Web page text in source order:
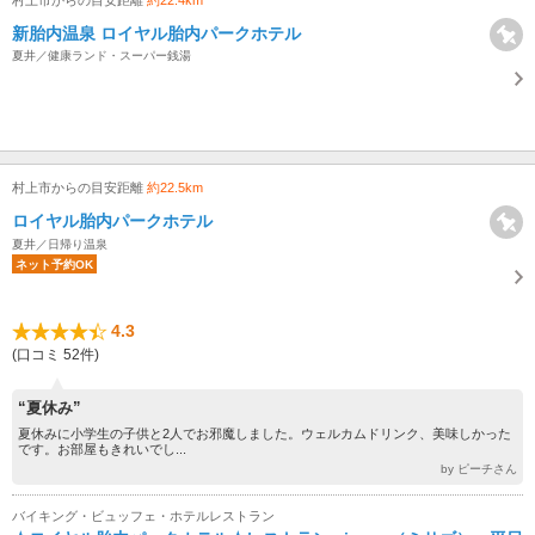
新胎内温泉 ロイヤル胎内パークホテル
夏井／健康ランド・スーパー銭湯
村上市からの目安距離 約22.5km
ロイヤル胎内パークホテル
夏井／日帰り温泉
ネット予約OK
4.3
(口コミ 52件)
“夏休み”
夏休みに小学生の子供と2人でお邪魔しました。ウェルカムドリンク、美味しかった
です。お部屋もきれいでし...
by ピーチさん
バイキング・ビュッフェ・ホテルレストラン